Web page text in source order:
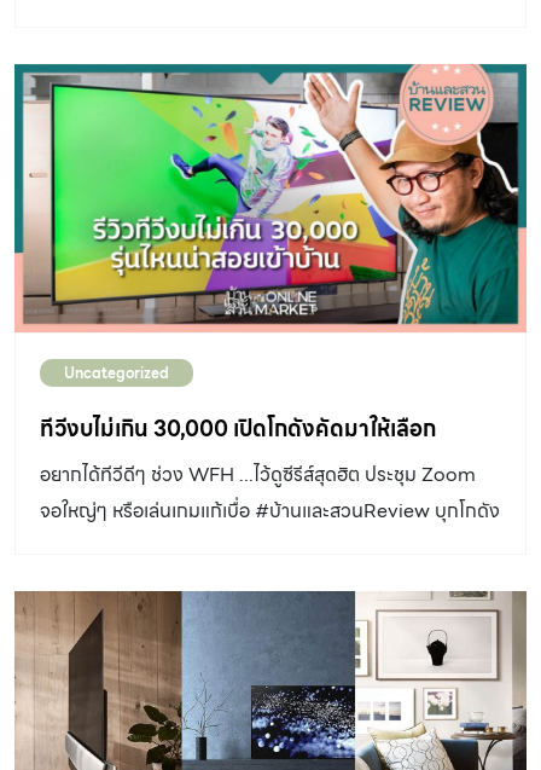
ปกันอย่างสบายใจ พร้อมกับการบริการที่ประทับใจจนต้อง
บอกต่อ จะมีสินค้าอะไร แบรนด์ไหนบ้าง ไปดูเลย BEKO ตู้เย็น
2 ประตู รุ่น RDNT371E50VK เริ่มที่ของชิ้นใหญ่เบิ้มอย่างตู้
เย็นกันก่อน รุ่นนี้เป็นตู้เย็น 2 ประตู ขนาด 12Q ระบบทำความ
เย็นก็แยกเป็น 2 ส่วน บวกกับเทคโนโลยีใหม่ล่าสุดระบบแสง 3
สี Harvest Fresh ที่ช่วยให้เก็บวัตถุดิบต่างๆ ให้สดได้นานขึ้น
กว่าตู้เย็นที่เคยใช้มา ยิ่งในตอนนี้ที่เราต้องใส่ใจสุขอนามัยมาก
เพราะมีระบบฟอกอากาศลดการกระจายเชื้อโรค พร้อมกับ
ระบบขจัดกลิ่นคาวภายในตู้เพื่อสุขลักษณะที่ดีให้ด้วย ลดเหลือ
https://bit.ly/3qUNPst SONY TV 4K Ultra HD รุ่น
[…]
Uncategorized
ทีวีงบไม่เกิน 30,000 เปิดโกดังคัดมาให้เลือก
อยากได้ทีวีดีๆ ช่วง WFH ...ไว้ดูซีรีส์สุดฮิต ประชุม Zoom
จอใหญ่ๆ หรือเล่นเกมแก้เบื่อ #บ้านและสวนReview บุกโกดัง
นิยม 10 รุ่น ราคาดี บางรุ่นสองหมื่นยังเหลือตังค์ทอนไปจ่าย
ค่าเน็ต